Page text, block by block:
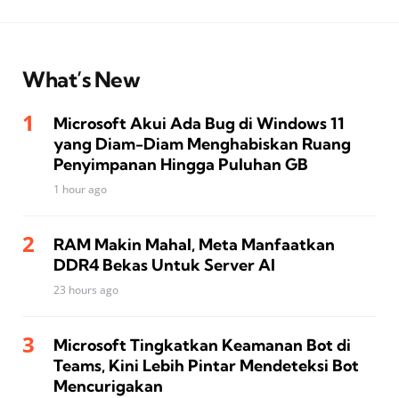
What’s New
Microsoft Akui Ada Bug di Windows 11
yang Diam-Diam Menghabiskan Ruang
Penyimpanan Hingga Puluhan GB
1 hour ago
RAM Makin Mahal, Meta Manfaatkan
DDR4 Bekas Untuk Server AI
23 hours ago
Microsoft Tingkatkan Keamanan Bot di
Teams, Kini Lebih Pintar Mendeteksi Bot
Mencurigakan